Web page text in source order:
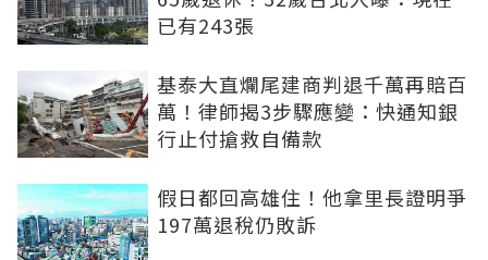
已有243張
基泰大直爛尾建商判退千萬再賠百
萬！律師揭3步驟應變：快通知銀
行止付搶救自備款
假日都回高雄住！他拿里長證明爭
197萬退稅仍敗訴